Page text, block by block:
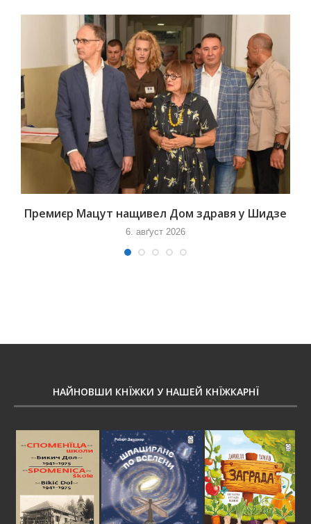
Премиєр Мацут нащивел Дом здравя у Шидзе
6. авґуст 2026
НАЙНОВШИ КНЇЖКИ У НАШЕЙ КНЇЖКАРНЇ